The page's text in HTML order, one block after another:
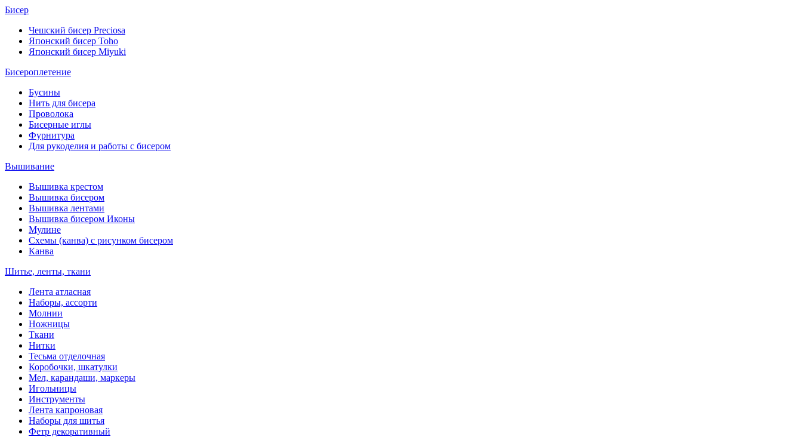
Бисер
Чешский бисер Preciosa
Японский бисер Toho
Японский бисер Miyuki
Бисероплетение
Бусины
Нить для бисера
Проволока
Бисерные иглы
Фурнитура
Для рукоделия и работы с бисером
Вышивание
Вышивка крестом
Вышивка бисером
Вышивка лентами
Вышивка бисером Иконы
Мулине
Схемы (канва) с рисунком бисером
Канва
Шитье, ленты, ткани
Лента атласная
Наборы, ассорти
Молнии
Ножницы
Ткани
Нитки
Тесьма отделочная
Коробочки, шкатулки
Мел, карандаши, маркеры
Игольницы
Инструменты
Лента капроновая
Наборы для шитья
Фетр декоративный